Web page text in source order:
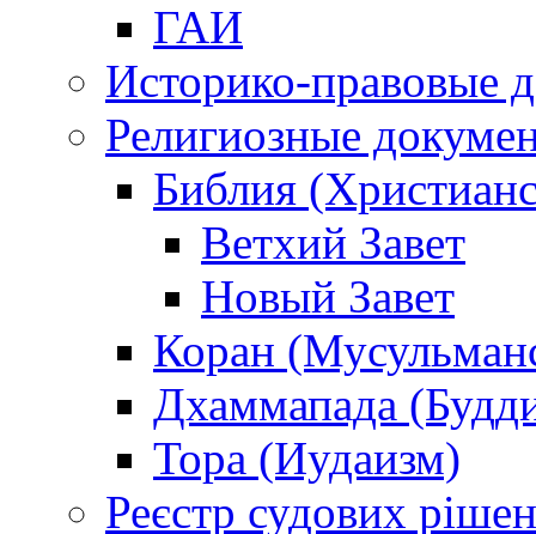
ГАИ
Историко-правовые
Религиозные
Библия
Ветхий Завет
Новый Завет
Коран
Дхаммапада
Тора (Иудаизм)
Реєстр судових